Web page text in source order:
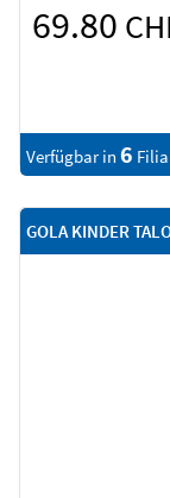
69.80
Verfügbar in 6
GOLA KINDER